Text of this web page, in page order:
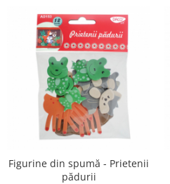
Pistoale de lipit
Traforaj, pirogravura
Ustensile
Polistiren
Ceramica
Accesorii floristica
Hartie creponata
Plante uscate
Materiale textile
Figurine din spumă - Prietenii
pădurii